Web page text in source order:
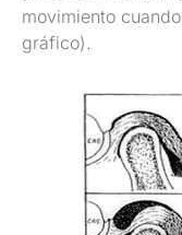
movimiento
gráfico).